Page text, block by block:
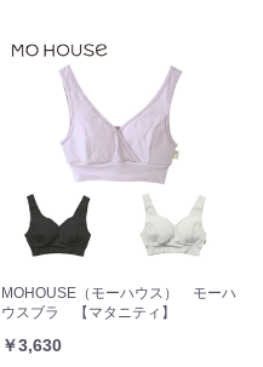
MOHOUSE（モーハウス） モーハ
ウスブラ 【マタニティ】
￥3,630